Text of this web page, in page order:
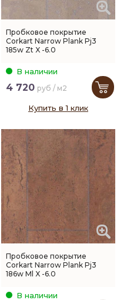
Пробковое покрытие
Corkart Narrow Plank Pj3
185w Zt X -6.0
В наличии
4 720 руб / м2
Купить в 1 клик
Пробковое покрытие
Corkart Narrow Plank Pj3
186w Ml X -6.0
В наличии